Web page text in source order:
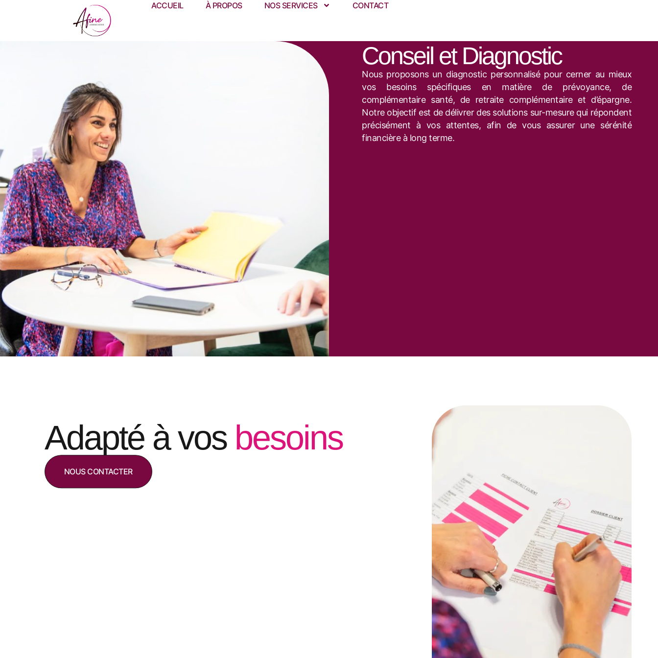
ACCUEIL À PROPOS NOS SERVICES CONTACT
Conseil et Diagnostic
Nous proposons un diagnostic personnalisé pour cerner au mieux
vos besoins spécifiques en matière de prévoyance, de
complémentaire santé, de retraite complémentaire et d’épargne.
Notre objectif est de délivrer des solutions sur-mesure qui répondent
précisément à vos attentes, afin de vous assurer une sérénité
financière à long terme.
Adapté à vos besoins
NOUS CONTACTER